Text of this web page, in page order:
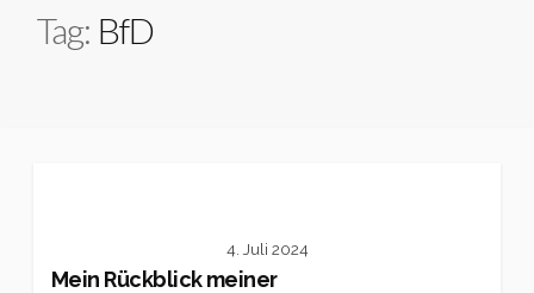
Tag: BfD
4. Juli 2024
Mein Rückblick meiner